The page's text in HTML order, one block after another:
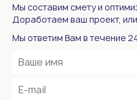
Мы составим смету и
Доработаем ваш проект,
Мы ответим Вам в течение